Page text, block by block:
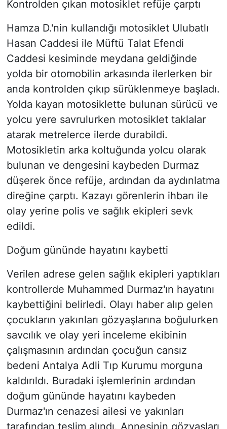
Kontrolden çıkan motosiklet refüje çarptı
Hamza D.'nin kullandığı motosiklet Ulubatlı
Hasan Caddesi ile Müftü Talat Efendi
Caddesi kesiminde meydana geldiğinde
yolda bir otomobilin arkasında ilerlerken bir
anda kontrolden çıkıp sürüklenmeye başladı.
Yolda kayan motosiklette bulunan sürücü ve
yolcu yere savrulurken motosiklet taklalar
atarak metrelerce ilerde durabildi.
Motosikletin arka koltuğunda yolcu olarak
bulunan ve dengesini kaybeden Durmaz
düşerek önce refüje, ardından da aydınlatma
direğine çarptı. Kazayı görenlerin ihbarı ile
olay yerine polis ve sağlık ekipleri sevk
edildi.
Doğum gününde hayatını kaybetti
Verilen adrese gelen sağlık ekipleri yaptıkları
kontrollerde Muhammed Durmaz'ın hayatını
kaybettiğini belirledi. Olayı haber alıp gelen
çocukların yakınları gözyaşlarına boğulurken
savcılık ve olay yeri inceleme ekibinin
çalışmasının ardından çocuğun cansız
bedeni Antalya Adli Tıp Kurumu morguna
kaldırıldı. Buradaki işlemlerinin ardından
doğum gününde hayatını kaybeden
Durmaz'ın cenazesi ailesi ve yakınları